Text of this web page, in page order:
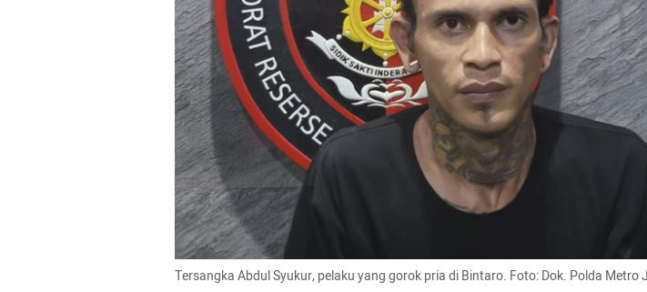
Tersangka Abdul Syukur, pelaku yang gorok pria di Bintaro. Foto: Dok. Polda Metro